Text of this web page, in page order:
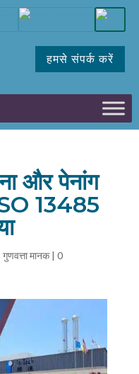
हमसे संपर्क करें
और पेनांग
13485
गुणवत्ता मानक| 0